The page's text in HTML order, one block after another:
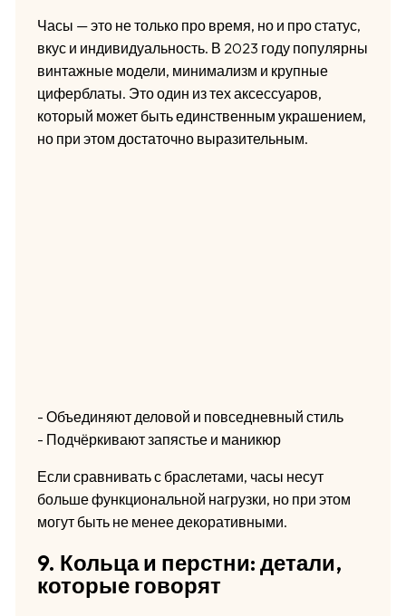
Часы — это не только про время, но и про статус,
вкус и индивидуальность. В 2023 году популярны
винтажные модели, минимализм и крупные
циферблаты. Это один из тех аксессуаров,
который может быть единственным украшением,
но при этом достаточно выразительным.
- Объединяют деловой и повседневный стиль
- Подчёркивают запястье и маникюр
Если сравнивать с браслетами, часы несут
больше функциональной нагрузки, но при этом
могут быть не менее декоративными.
9. Кольца и перстни: детали,
которые говорят